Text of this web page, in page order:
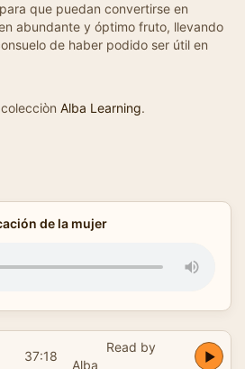
que puedan convertirse en
abundante y óptimo fruto, llevando
de haber podido ser útil en
Alba Learning.
de la mujer
37:18
Read by
Alba